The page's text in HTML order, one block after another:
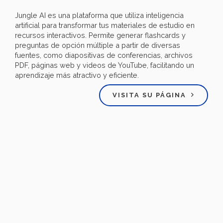
​Jungle AI es una plataforma que utiliza inteligencia
artificial para transformar tus materiales de estudio en
recursos interactivos. Permite generar flashcards y
preguntas de opción múltiple a partir de diversas
fuentes, como diapositivas de conferencias, archivos
PDF, páginas web y videos de YouTube, facilitando un
aprendizaje más atractivo y eficiente.
VISITA SU PÁGINA